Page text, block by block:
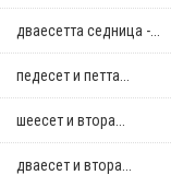
дваесетта седница -...
педесет и петта...
шеесет и втора...
дваесет и втора...